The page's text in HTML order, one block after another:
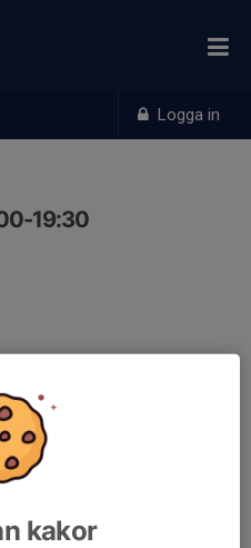
Logga in
19:30
kakor